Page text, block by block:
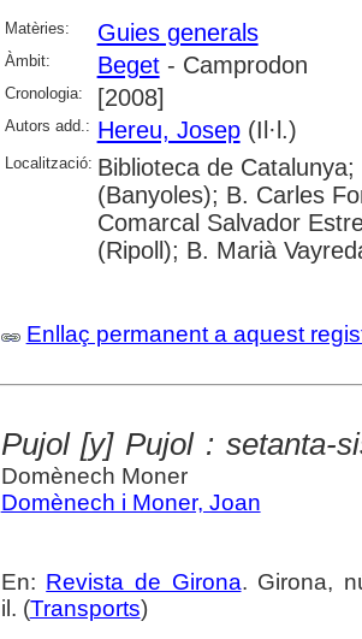
Matèries: Guies generals
Àmbit: Beget- Camprodon
Cronologia: [2008]
Autors add.: Hereu, Josep(Il·l.)
Localització: Biblioteca de
(Banyoles); B. Carles
Comarcal Salvador
(Ripoll); B. Marià
Enllaç permanent a aquest
Pujol [y] Pujol : setanta-
Domènech Moner
Domènech i Moner, Joan
En: Revista de Girona. Girona,
il. (Transports)